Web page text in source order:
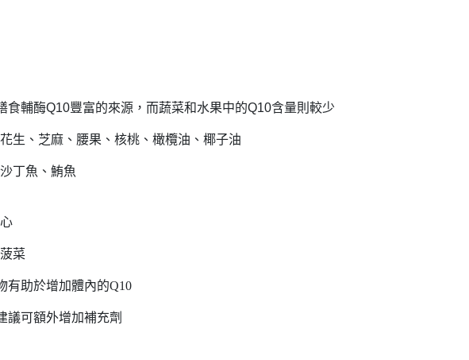
食輔酶Q10豐富的來源，而蔬菜和水果中的Q10含量則較少
生、芝麻、腰果、核桃、橄欖油、椰子油
丁魚、鮪魚
菜
有助於增加體內的Q10
議可額外增加補充劑